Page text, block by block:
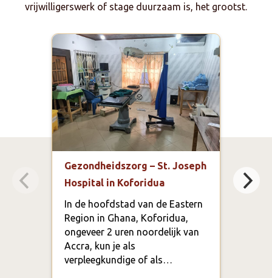
vrijwilligerswerk of stage duurzaam is, het grootst.
Gezondheidszorg – St. Joseph
Hospital in Koforidua
In de hoofdstad van de Eastern
Region in Ghana, Koforidua,
ongeveer 2 uren noordelijk van
Accra, kun je als
verpleegkundige of als…